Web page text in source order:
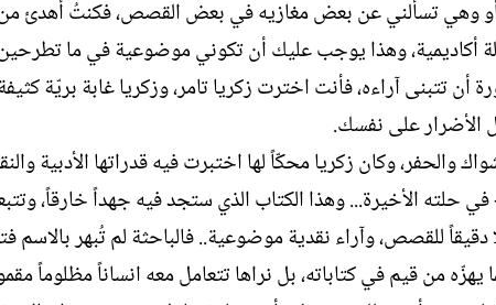
أو وهي تسألني عن بعض مغازيه في بعض القصص، فكنتُ أهدئ
أكاديمية، وهذا يوجب عليك أن تكوني موضوعية في ما
تتبنى آراءه، فأنت اخترت زكريا تامر، وزكريا غابة بريّة
الأضرار على نفسك.
والحفر، وكان زكريا محكّاً لها اختبرت فيه قدراتها الأدبية
حلته الأخيرة... وهذا الكتاب الذي ستجد فيه جهداً خارقاً،
دقيقاً للقصص، وآراء نقدية موضوعية.. فالباحثة لم تُبهر
من قيم في كتاباته، بل نراها تتعامل معه انساناً مظلوماً